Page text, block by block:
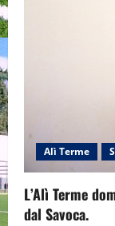
Alì Terme
L’Alì Terme
dal Savoca.